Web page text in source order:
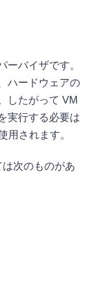
ーバイザです。
ハードウェアの
したがって VM
実行する必要は
用されます。
次のものがあ